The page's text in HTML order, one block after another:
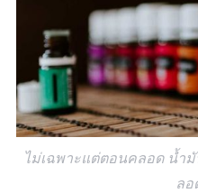
ไม่เฉพาะแต่ตอนคลอด น้ำ
ลอ
: